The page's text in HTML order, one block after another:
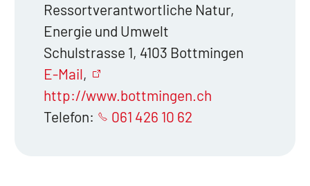
Ressortverantwortliche Natur,
Energie und Umwelt
Schulstrasse 1, 4103 Bottmingen
E-Mail,
http://www.bottmingen.ch
Telefon:
061 426 10 62